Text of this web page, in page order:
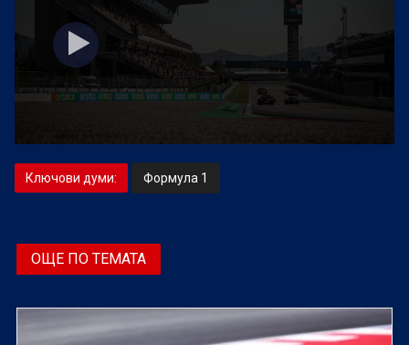
Ключови думи: Формула 1
ОЩЕ ПО ТЕМАТА